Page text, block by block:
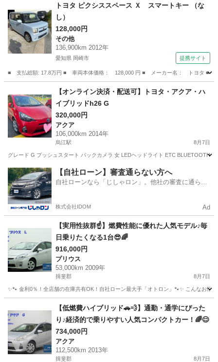
美濃加茂市 日本ライン今渡駅 その他
トヨタ ピクシススペース Ｘ スマートキー （な
し）
128,000円
その他
136,900km 2012年
愛知県 岡崎市 提携サイト
■ 支払総額: 17.8万円 ■ 車両本体価格： 128,000 円 ■ メーカー名： トヨタ
その他
【オンライン決済・配送可】トヨタ・アクア・ハ
イブリッドh26 G
320,000円
アクア
106,000km 2014年
烏江駅 8月7日
グレード G プッシュスタート パックカメラ 女 LEDヘッドライト ETC BLUETOOTH
岐阜 安八郡 烏江駅 アクア BLUETOOTH
【自社ローン】審査通らない方へ
自社ローンなら「じしゃロン」。他社の審査に通らな
株式会社IDOM Ad
【実用性抜群☝️】燃費性能に優れた人気モデル♪毎
日乗りたくなる1台😎🌈
916,000円
プリウス
53,000km 2009年
揖斐郡 8月7日
✨🐾 金利0％！全店舗の在庫共有OK！自社ローン最大手「オトロン」🐾✨ こんなお
プリウス
【低燃費ハイブリッド🚗💨】通勤・通学にぴった
り♪経済的で乗りやすい人気コンパクトカー！🌈😊
734,000円
アクア
112,500km 2013年
揖斐郡 8月7日